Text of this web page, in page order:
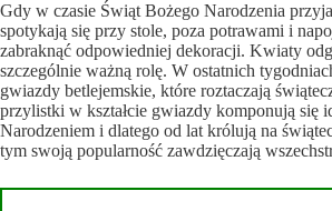
Gdy w czasie Świąt Bożego Narodzenia
spotykają się przy stole, poza potrawami i
zabraknąć odpowiedniej dekoracji. Kwiaty
szczególnie ważną rolę. W ostatnich
gwiazdy betlejemskie, które roztaczają
przylistki w kształcie gwiazdy komponują się
Narodzeniem i dlatego od lat królują na
tym swoją popularność zawdzięczają